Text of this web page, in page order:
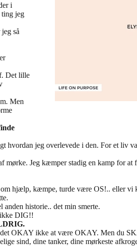
i
ting jeg
så
Det lille
Men
jeg overlevede i den. For et liv
Jeg kæmper stadig en kamp for
om hjælp, kæmpe, turde være OS!.. eller
anden historie.. det min smerte.
DIG!!
OKAY ikke at være OKAY. Men du
sind, dine tanker, dine mørkeste